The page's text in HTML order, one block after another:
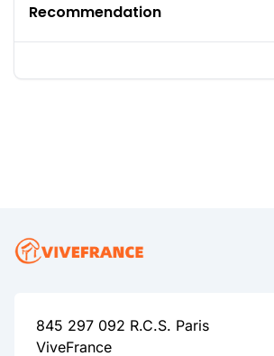
Recommendation
845 297 092 R.C.S. Paris
ViveFrance